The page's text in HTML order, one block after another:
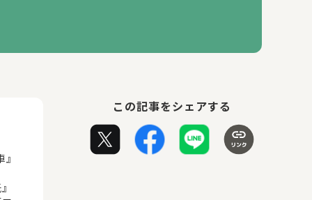
この記事をシェアする